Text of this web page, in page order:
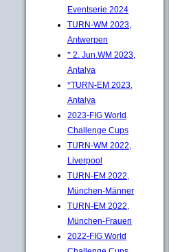
Eventserie 2024
TURN-WM 2023,
Antwerpen
* 2. Jun.WM 2023,
Antalya
*TURN-EM 2023,
Antalya
2023-FIG World
Challenge Cups
TURN-WM 2022,
Liverpool
TURN-EM 2022,
München-Männer
TURN-EM 2022,
München-Frauen
2022-FIG World